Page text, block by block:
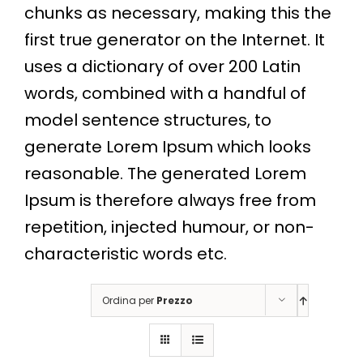
chunks as necessary, making this the
first true generator on the Internet. It
uses a dictionary of over 200 Latin
words, combined with a handful of
model sentence structures, to
generate Lorem Ipsum which looks
reasonable. The generated Lorem
Ipsum is therefore always free from
repetition, injected humour, or non-
characteristic words etc.
Ordina per Prezzo